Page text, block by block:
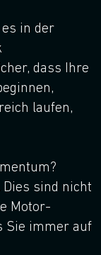
es in der
dass Ihre
laufen,
sind nicht
Motor-
Sie immer auf